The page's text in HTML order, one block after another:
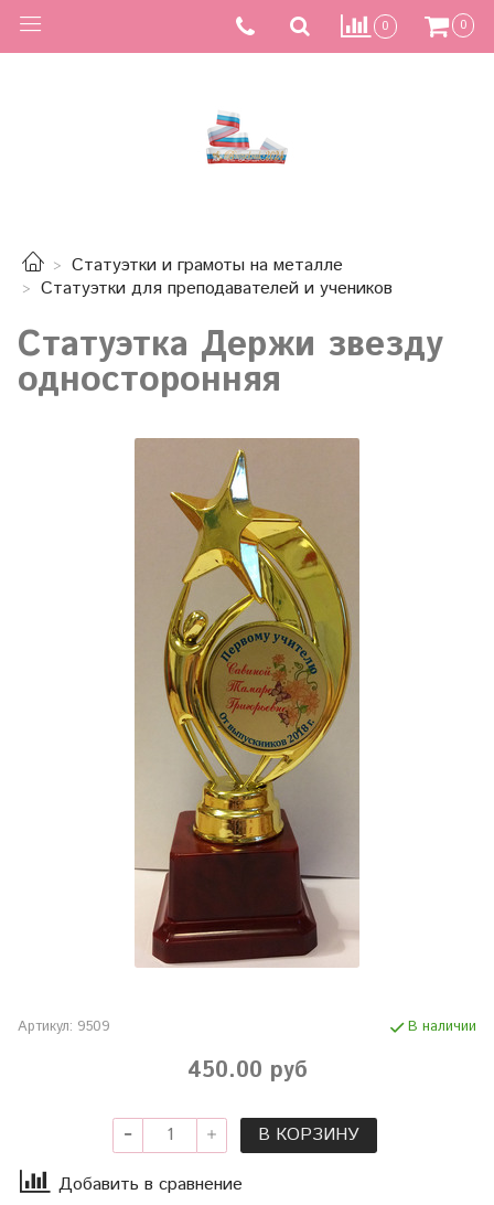
0 0
Статуэтки и грамоты на металле
Статуэтки для преподавателей и учеников
Статуэтка Держи звезду
односторонняя
Артикул: 9509 В наличии
450.00 руб
В КОРЗИНУ
Добавить в сравнение